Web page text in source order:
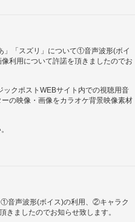
」「スズリ」について①音声波形(ボイ
利用について許諾を頂きましたのでお
クポストWEBサイト内での視聴用音
の映像・画像をカラオケ背景映像素材
①音声波形(ボイス)の利用、②キャラク
ましたのでお知らせ致します。